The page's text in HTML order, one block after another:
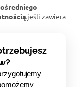
jeśli zawiera